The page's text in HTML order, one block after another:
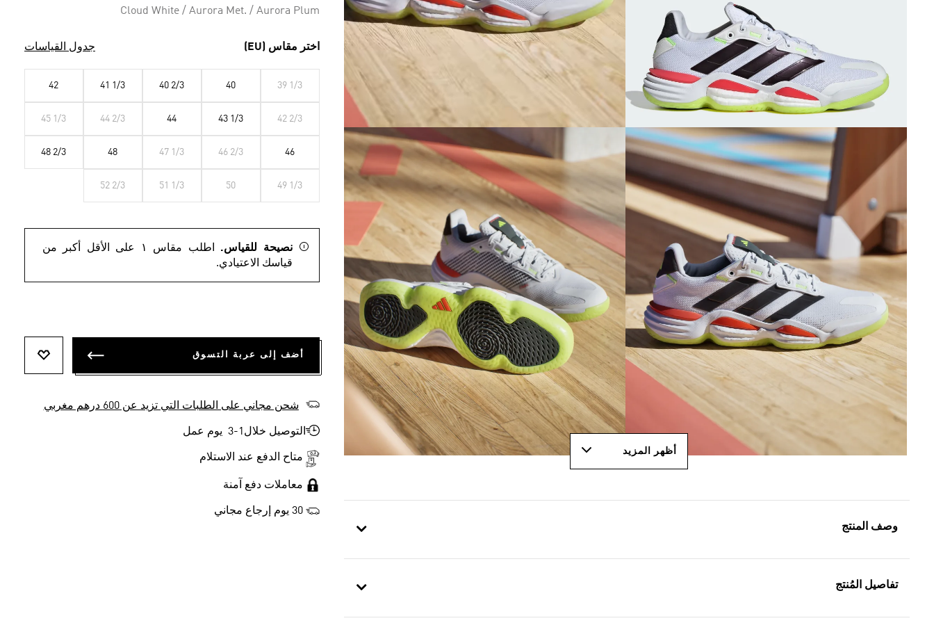
أظهر المزيد
وصف المنتج
تفاصيل المُنتج
Cloud White / Aurora Met. / Aurora Plum
اختر مقاس (EU) جدول القياسات
39 1/3
40
40 2/3
41 1/3
42
42 2/3
43 1/3
44
44 2/3
45 1/3
46
46 2/3
47 1/3
48
48 2/3
49 1/3
50
51 1/3
52 2/3
نصيحة للقياس.
اطلب مقاس ١ على الأقل أكبر من
قياسك الاعتيادي.
أضف إلى عربة التسوق
شحن مجاني على الطلبات التي تزيد عن 600 درهم مغربي
التوصيل خلال1-3 يوم عمل
متاح الدفع عند الاستلام
معاملات دفع آمنة
30 يوم إرجاع مجاني